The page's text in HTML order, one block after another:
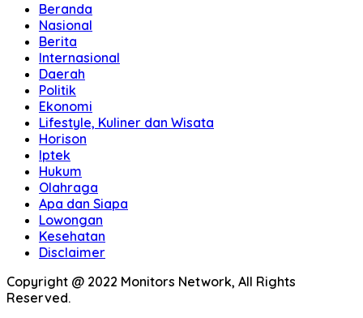
Beranda
Nasional
Berita
Internasional
Daerah
Politik
Ekonomi
Lifestyle, Kuliner dan Wisata
Horison
Iptek
Hukum
Olahraga
Apa dan Siapa
Lowongan
Kesehatan
Disclaimer
Copyright @ 2022 Monitors Network, All Rights
Reserved.